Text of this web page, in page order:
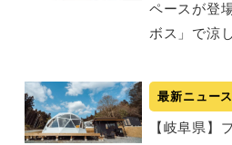
ペースが登
ボス」で涼
最新ニュース
【岐阜県】